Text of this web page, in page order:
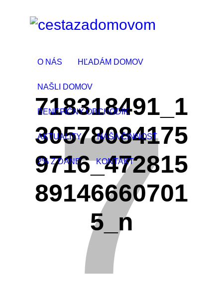
O NÁS HĽADÁM DOMOV
NAŠLI DOMOV
BENEFIČNÝ OBCHODÍK
AKTUALITY NAŠA ČINNOSŤ
2% Z DANE KONTAKT
718318491_1
30578084175
9716_472815
89146660701
5_n